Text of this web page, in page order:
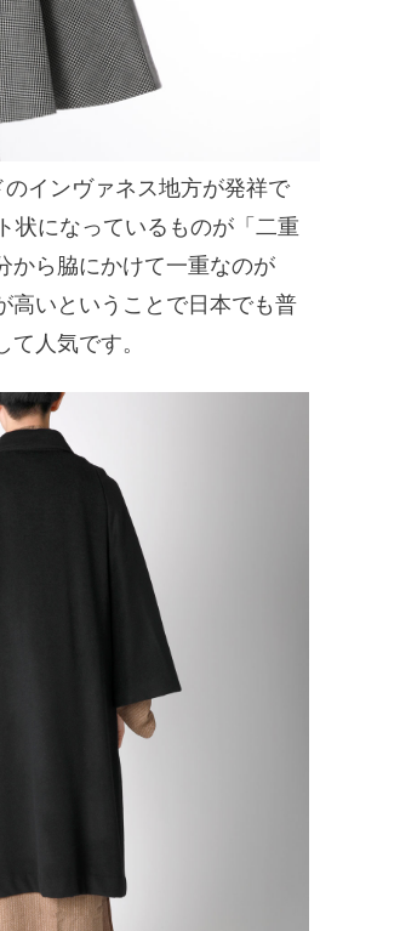
インヴァネス地方が発祥で
状になっているものが「二重
から脇にかけて一重なのが
高いということで日本でも普
人気です。